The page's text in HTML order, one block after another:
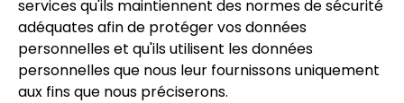
services qu'ils maintiennent des normes de sécurité
adéquates afin de protéger vos données
personnelles et qu'ils utilisent les données
personnelles que nous leur fournissons uniquement
aux fins que nous préciserons.